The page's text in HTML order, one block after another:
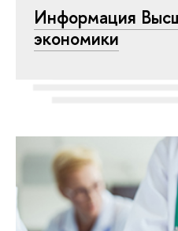
Информация
экономики